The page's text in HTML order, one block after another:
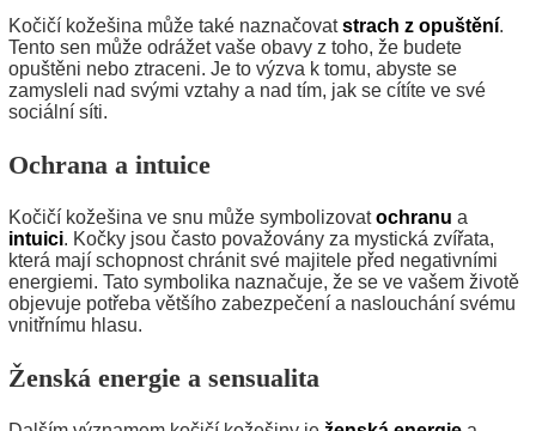
Kočičí kožešina může také naznačovatstrach z opuštění.
Tento sen může odrážet vaše obavy z toho, že budete
opuštěni nebo ztraceni. Je to výzva k tomu, abyste se
zamysleli nad svými vztahy a nad tím, jak se cítíte ve své
sociální síti.
Ochrana a intuice
Kočičí kožešina ve snu může symbolizovatochranu a
intuici. Kočky jsou často považovány za mystická zvířata,
která mají schopnost chránit své majitele před negativními
energiemi. Tato symbolika naznačuje, že se ve vašem životě
objevuje potřeba většího zabezpečení a naslouchání svému
vnitřnímu hlasu.
Ženská energie a sensualita